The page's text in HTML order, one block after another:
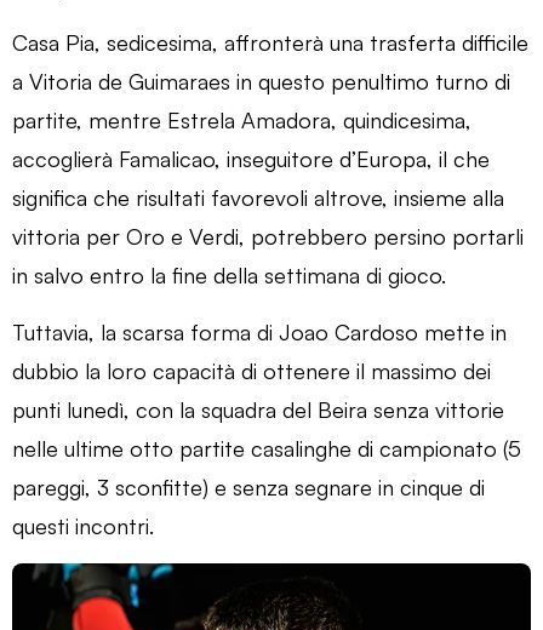
Casa Pia, sedicesima, affronterà una trasferta difficile
a Vitoria de Guimaraes in questo penultimo turno di
partite, mentre Estrela Amadora, quindicesima,
accoglierà Famalicao, inseguitore d’Europa, il che
significa che risultati favorevoli altrove, insieme alla
vittoria per Oro e Verdi, potrebbero persino portarli
in salvo entro la fine della settimana di gioco.
Tuttavia, la scarsa forma di Joao Cardoso mette in
dubbio la loro capacità di ottenere il massimo dei
punti lunedì, con la squadra del Beira senza vittorie
nelle ultime otto partite casalinghe di campionato (5
pareggi, 3 sconfitte) e senza segnare in cinque di
questi incontri.